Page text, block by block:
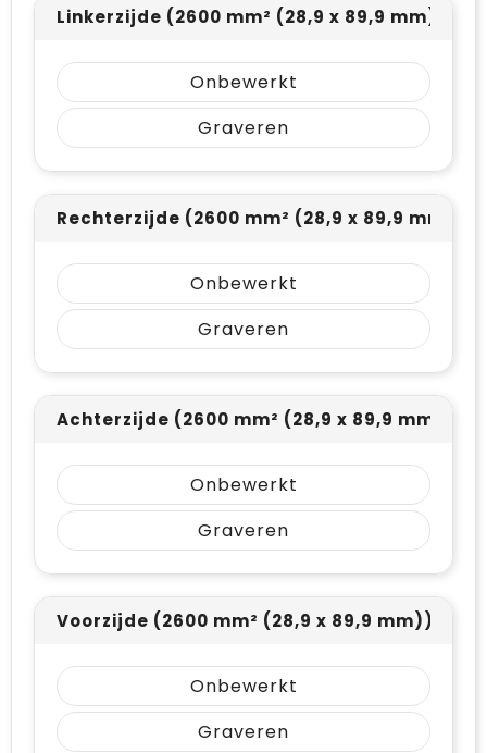
Linkerzijde (2600 mm² (28,9 x 89,9 mm))
Onbewerkt
Graveren
Rechterzijde (2600 mm² (28,9 x 89,9 mm))
Onbewerkt
Graveren
Achterzijde (2600 mm² (28,9 x 89,9 mm))
Onbewerkt
Graveren
Voorzijde (2600 mm² (28,9 x 89,9 mm))
Onbewerkt
Graveren